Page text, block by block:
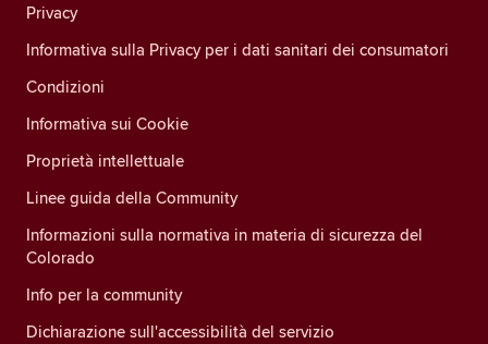
Privacy
Informativa sulla Privacy per i dati sanitari dei consumatori
Condizioni
Informativa sui Cookie
Proprietà intellettuale
Linee guida della Community
Informazioni sulla normativa in materia di sicurezza del
Colorado
Info per la community
Dichiarazione sull'accessibilità del servizio